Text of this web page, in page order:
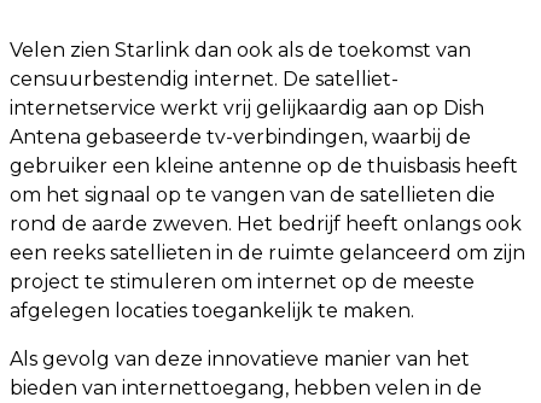
Velen zien Starlink dan ook als de toekomst van
censuurbestendig internet. De satelliet-
internetservice werkt vrij gelijkaardig aan op Dish
Antena gebaseerde tv-verbindingen, waarbij de
gebruiker een kleine antenne op de thuisbasis heeft
om het signaal op te vangen van de satellieten die
rond de aarde zweven. Het bedrijf heeft onlangs ook
een reeks satellieten in de ruimte gelanceerd om zijn
project te stimuleren om internet op de meeste
afgelegen locaties toegankelijk te maken.
Als gevolg van deze innovatieve manier van het
bieden van internettoegang, hebben velen in de